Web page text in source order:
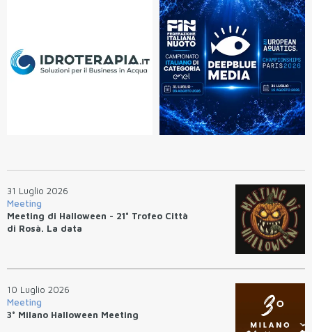
31 Luglio 2026
Meeting
Meeting di Halloween - 21° Trofeo Città
di Rosà. La data
10 Luglio 2026
Meeting
3° Milano Halloween Meeting